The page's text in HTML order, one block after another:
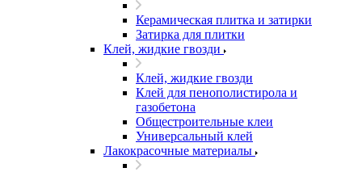
Керамическая плитка и затирки
Затирка для плитки
Клей, жидкие гвозди
Клей, жидкие гвозди
Клей для пенополистирола и
газобетона
Общестроительные клеи
Универсальный клей
Лакокрасочные материалы